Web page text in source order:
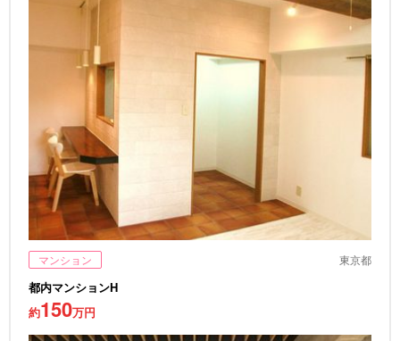
マンション 東京都
都内マンションH
約150万円